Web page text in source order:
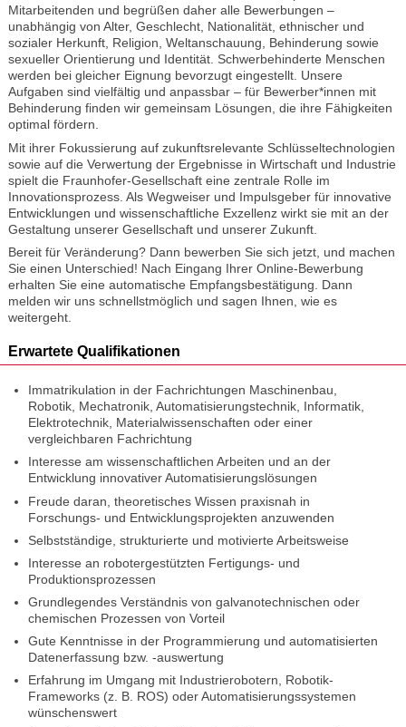
Mitarbeitenden und begrüßen daher alle Bewerbungen –
unabhängig von Alter, Geschlecht, Nationalität, ethnischer und
sozialer Herkunft, Religion, Weltanschauung, Behinderung sowie
sexueller Orientierung und Identität. Schwerbehinderte Menschen
werden bei gleicher Eignung bevorzugt eingestellt. Unsere
Aufgaben sind vielfältig und anpassbar – für Bewerber*innen mit
Behinderung finden wir gemeinsam Lösungen, die ihre Fähigkeiten
optimal fördern.
Mit ihrer Fokussierung auf zukunftsrelevante Schlüsseltechnologien
sowie auf die Verwertung der Ergebnisse in Wirtschaft und Industrie
spielt die Fraunhofer-Gesellschaft eine zentrale Rolle im
Innovationsprozess. Als Wegweiser und Impulsgeber für innovative
Entwicklungen und wissenschaftliche Exzellenz wirkt sie mit an der
Gestaltung unserer Gesellschaft und unserer Zukunft.
Bereit für Veränderung? Dann bewerben Sie sich jetzt, und machen
Sie einen Unterschied! Nach Eingang Ihrer Online-Bewerbung
erhalten Sie eine automatische Empfangsbestätigung. Dann
melden wir uns schnellstmöglich und sagen Ihnen, wie es
weitergeht.
Erwartete Qualifikationen
Immatrikulation in der Fachrichtungen Maschinenbau,
Robotik, Mechatronik, Automatisierungstechnik, Informatik,
Elektrotechnik, Materialwissenschaften oder einer
vergleichbaren Fachrichtung
Interesse am wissenschaftlichen Arbeiten und an der
Entwicklung innovativer Automatisierungslösungen
Freude daran, theoretisches Wissen praxisnah in
Forschungs- und Entwicklungsprojekten anzuwenden
Selbstständige, strukturierte und motivierte Arbeitsweise
Interesse an robotergestützten Fertigungs- und
Produktionsprozessen
Grundlegendes Verständnis von galvanotechnischen oder
chemischen Prozessen von Vorteil
Gute Kenntnisse in der Programmierung und automatisierten
Datenerfassung bzw. -auswertung
Erfahrung im Umgang mit Industrierobotern, Robotik-
Frameworks (z. B. ROS) oder Automatisierungssystemen
wünschenswert